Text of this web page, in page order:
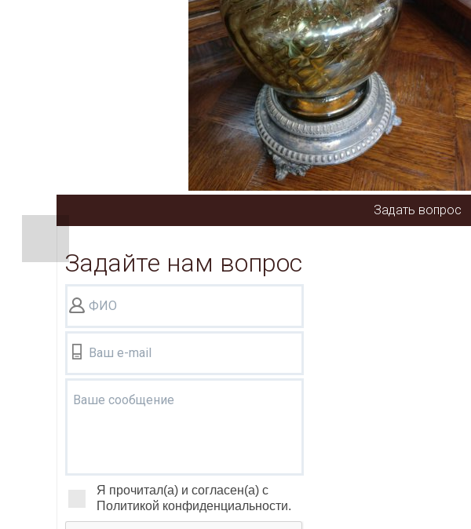
Задать вопрос
Задайте нам вопрос
ФИО
Ваш e-mail
Ваше сообщение
Я прочитал(а) и согласен(а) с
Политикой конфиденциальности.